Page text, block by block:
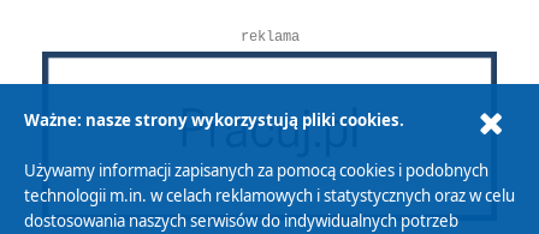
reklama
Ważne: nasze strony wykorzystują pliki cookies.
Używamy informacji zapisanych za pomocą cookies i podobnych
technologii m.in. w celach reklamowych i statystycznych oraz w celu
dostosowania naszych serwisów do indywidualnych potrzeb